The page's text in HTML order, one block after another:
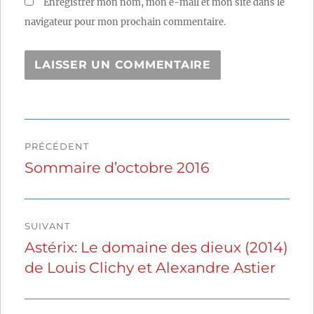
navigateur pour mon prochain commentaire.
de
PRÉCÉDENT
Publication
Sommaire d’octobre 2016
SUIVANT
Publication
suivante :
Astérix: Le domaine des dieux (2014)
de Louis Clichy et Alexandre Astier